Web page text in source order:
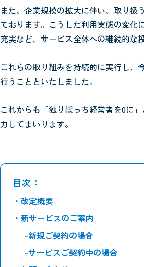
また、企業規模の拡大に伴い、取り
ております。こうした利用実態の変化
充実など、サービス全体への継続的な
これらの取り組みを持続的に実行し、
行うことといたしました。
これからも「独りぼっち経営者を0に
力してまいります。
目次：
・改定概要
・新サービスのご案内
-新規ご契約の場合
-サービスご契約中の場合